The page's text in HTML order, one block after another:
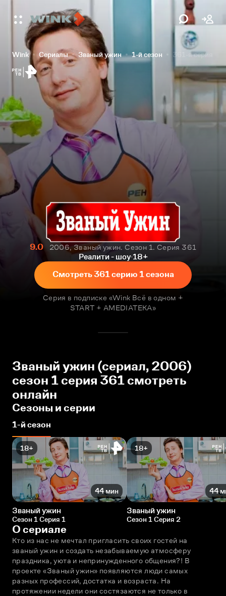
Wink Сериалы Званый ужин 1-й сезон 361-я серия
9.0
2006, Званый ужин. Сезон 1. Серия 361
Реалити - шоу 18+
Смотреть 361 серию 1 сезона
Серия в подписке «Wink Всё в одном +
START + AMEDIATEKA»
Званый ужин (сериал, 2006)
сезон 1 серия 361 смотреть
онлайн
Сезоны и серии
1-й сезон
18+
44 мин
Званый ужин
Сезон 1 Серия 1
18+
44
Званый ужин
Сезон 1 Серия 2
О сериале
Кто из нас не мечтал пригласить своих гостей на
званый ужин и создать незабываемую атмосферу
праздника, уюта и непринужденного общения?! В
проекте «Званый ужин» появляются люди самых
разных профессий, достатка и возраста. На
протяжении недели они состязаются не только в